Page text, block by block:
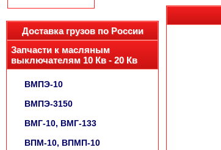
Доставка грузов по России
Запчасти к масляным
выключателям 10 Кв - 20 Кв
ВМПЭ-10
ВМПЭ-3150
ВМГ-10, ВМГ-133
ВПМ-10, ВПМП-10